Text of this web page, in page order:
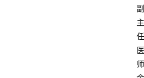
副
主
任
医
师